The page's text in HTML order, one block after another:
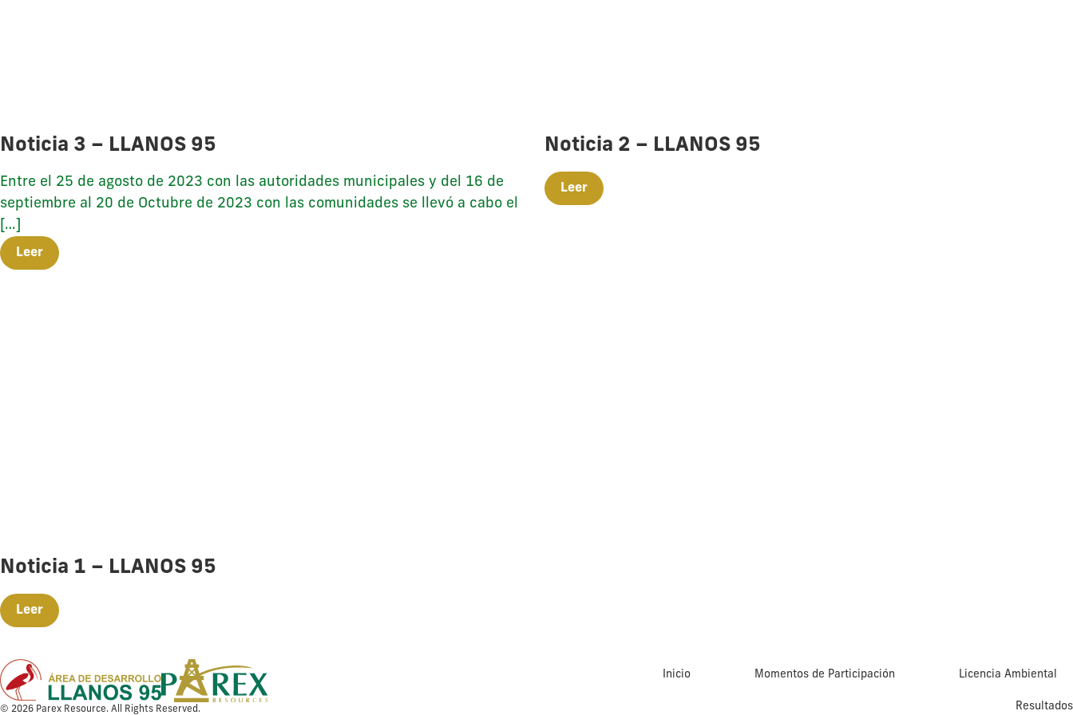
Noticia 3 – LLANOS 95
Entre el 25 de agosto de 2023 con las autoridades municipales y del 16 de
septiembre al 20 de Octubre de 2023 con las comunidades se llevó a cabo el
[…]
Leer
Noticia 2 – LLANOS 95
Leer
Noticia 1 – LLANOS 95
Leer
© 2026 Parex Resource. All Rights Reserved.
Inicio Momentos de Participación Licencia Ambiental
Resultados